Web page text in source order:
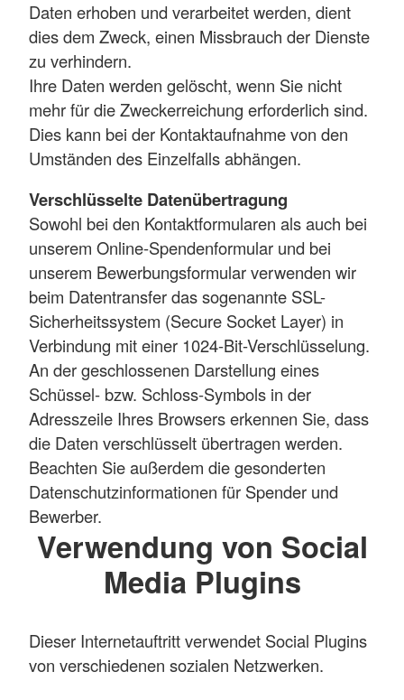
Daten erhoben und verarbeitet werden, dient
dies dem Zweck, einen Missbrauch der Dienste
zu verhindern.
Ihre Daten werden gelöscht, wenn Sie nicht
mehr für die Zweckerreichung erforderlich sind.
Dies kann bei der Kontaktaufnahme von den
Umständen des Einzelfalls abhängen.
Verschlüsselte Datenübertragung
Sowohl bei den Kontaktformularen als auch bei
unserem Online-Spendenformular und bei
unserem Bewerbungsformular verwenden wir
beim Datentransfer das sogenannte SSL-
Sicherheitssystem (Secure Socket Layer) in
Verbindung mit einer 1024-Bit-Verschlüsselung.
An der geschlossenen Darstellung eines
Schüssel- bzw. Schloss-Symbols in der
Adresszeile Ihres Browsers erkennen Sie, dass
die Daten verschlüsselt übertragen werden.
Beachten Sie außerdem die gesonderten
Datenschutzinformationen für Spender und
Bewerber.
Verwendung von Social
Media Plugins
Dieser Internetauftritt verwendet Social Plugins
von verschiedenen sozialen Netzwerken.